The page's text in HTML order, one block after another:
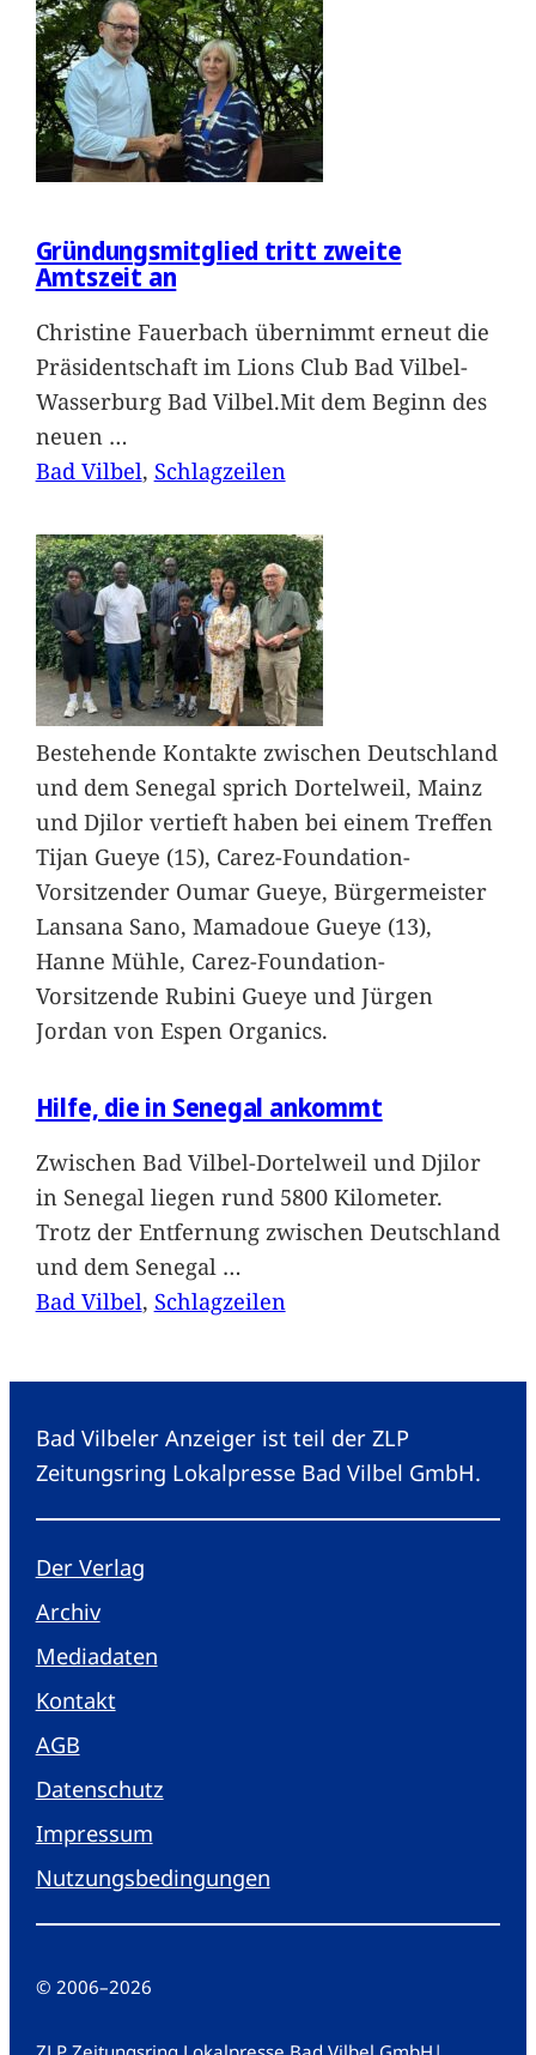
Gründungsmitglied tritt zweite
Amtszeit an
Christine Fauerbach übernimmt erneut die
Präsidentschaft im Lions Club Bad Vilbel-
Wasserburg Bad Vilbel.Mit dem Beginn des
neuen …
Bad Vilbel, Schlagzeilen
Bestehende Kontakte zwischen Deutschland
und dem Senegal sprich Dortelweil, Mainz
und Djilor vertieft haben bei einem Treffen
Tijan Gueye (15), Carez-Foundation-
Vorsitzender Oumar Gueye, Bürgermeister
Lansana Sano, Mamadoue Gueye (13),
Hanne Mühle, Carez-Foundation-
Vorsitzende Rubini Gueye und Jürgen
Jordan von Espen Organics.
Hilfe, die in Senegal ankommt
Zwischen Bad Vilbel-Dortelweil und Djilor
in Senegal liegen rund 5800 Kilometer.
Trotz der Entfernung zwischen Deutschland
und dem Senegal …
Bad Vilbel, Schlagzeilen
Bad Vilbeler Anzeiger ist teil der ZLP
Zeitungsring Lokalpresse Bad Vilbel GmbH.
Der Verlag
Archiv
Mediadaten
Kontakt
AGB
Datenschutz
Impressum
Nutzungsbedingungen
© 2006–2026